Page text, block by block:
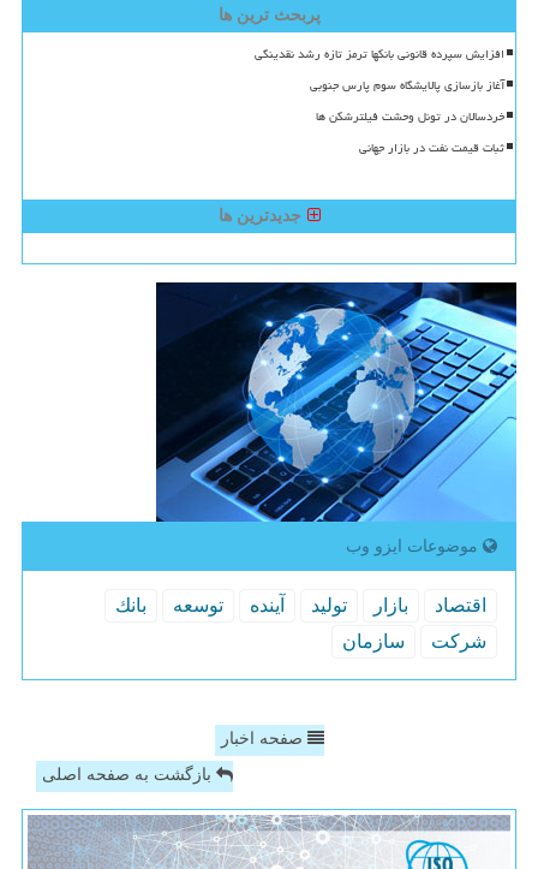
پربحث ترین ها
افزایش سپرده قانونی بانکها ترمز تازه رشد نقدینگی
آغاز بازسازی پالایشگاه سوم پارس جنوبی
خردسالان در تونل وحشت فیلترشکن ها
ثبات قیمت نفت در بازار جهانی
جدیدترین ها
موضوعات ایزو وب
اقتصاد بازار تولید آینده توسعه
بانك
شركت
سازمان
صفحه اخبار
بازگشت به صفحه اصلی